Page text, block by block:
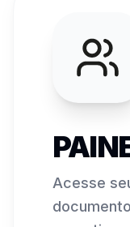
Acesse